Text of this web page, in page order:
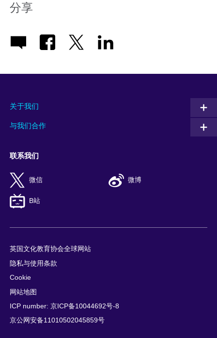
分享
关于我们
与我们合作
联系我们
微信 微博
B站
英国文化教育协会全球网站
隐私与使用条款
Cookie
网站地图
ICP number: 京ICP备10044692号-8
京公网安备11010502045859号